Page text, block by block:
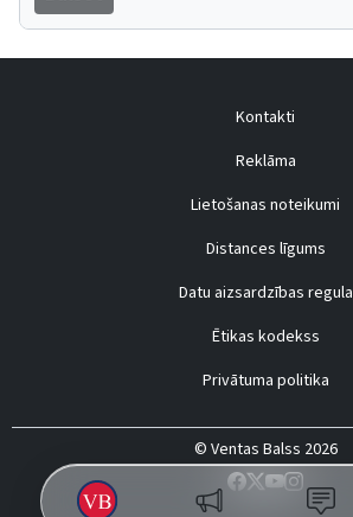
Kontakti
Reklāma
Lietošanas noteikumi
Distances līgums
Datu aizsardzības regula
Ētikas kodekss
Privātuma politika
© Ventas Balss 2026